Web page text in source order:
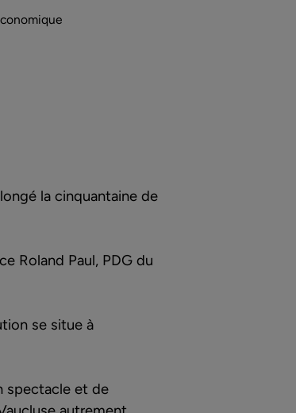
la cinquantaine de
Roland Paul, PDG du
se situe à
spectacle et de